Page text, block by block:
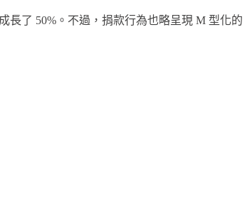
長了 50%。不過，捐款行為也略呈現 M 型化的